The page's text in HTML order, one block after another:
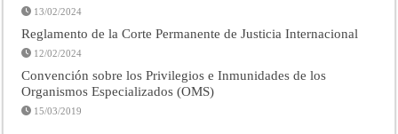
13/02/2024
Reglamento de la Corte Permanente de Justicia Internacional
12/02/2024
Convención sobre los Privilegios e Inmunidades de los
Organismos Especializados (OMS)
15/03/2019